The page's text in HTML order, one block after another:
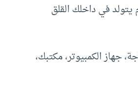
يتولد في داخلك القلق
جهاز الكمبيوتر، مكتبك،